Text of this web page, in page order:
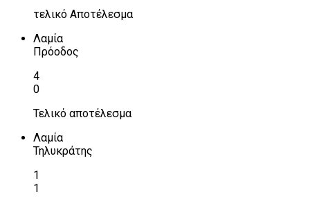
τελικό Αποτέλεσμα
Λαμία
Πρόοδος
4
0
Τελικό αποτέλεσμα
Λαμία
Τηλυκράτης
1
1